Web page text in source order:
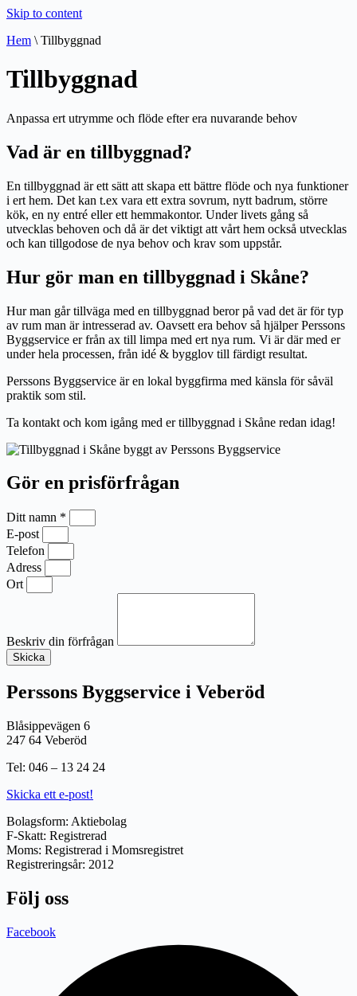
Skip to content
Hem \ Tillbyggnad
Tillbyggnad
Anpassa ert utrymme och flöde efter era nuvarande behov
Vad är en tillbyggnad?
En tillbyggnad är ett sätt att skapa ett bättre flöde och nya funktioner
i ert hem. Det kan t.ex vara ett extra sovrum, nytt badrum, större
kök, en ny entré eller ett hemmakontor. Under livets gång så
utvecklas behoven och då är det viktigt att vårt hem också utvecklas
och kan tillgodose de nya behov och krav som uppstår.
Hur gör man en tillbyggnad i Skåne?
Hur man går tillväga med en tillbyggnad beror på vad det är för typ
av rum man är intresserad av. Oavsett era behov så hjälper Perssons
Byggservice er från ax till limpa med ert nya rum. Vi är där med er
under hela processen, från idé & bygglov till färdigt resultat.
Perssons Byggservice är en lokal byggfirma med känsla för såväl
praktik som stil.
Ta kontakt och kom igång med er tillbyggnad i Skåne redan idag!
Gör en prisförfrågan
Ditt namn *
E-post
Telefon
Adress
Ort
Beskriv din förfrågan
Skicka
Perssons Byggservice i Veberöd
Blåsippevägen 6
247 64 Veberöd
Tel: 046 – 13 24 24
Skicka ett e-post!
Bolagsform: Aktiebolag
F-Skatt: Registrerad
Moms: Registrerad i Momsregistret
Registreringsår: 2012
Följ oss
Facebook